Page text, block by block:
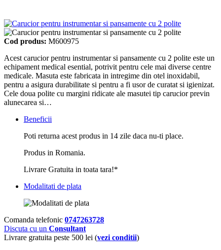
Cod produs: M600975
Acest carucior pentru instrumentar si pansamente cu 2 polite este un
echipament medical esential, potrivit pentru cele mai diverse centre
medicale. Masuta este fabricata in intregime din otel inoxidabil,
pentru a asigura durabilitate si pentru a fi usor de curatat si igienizat.
Cele doua polite cu margini ridicate ale masutei tip carucior previn
alunecarea si…
Beneficii
Poti returna acest produs in 14 zile daca nu-ti place.
Produs in Romania.
Livrare Gratuita in toata tara!*
Modalitati de plata
Comanda telefonic 0747263728
Discuta cu un Consultant
Livrare gratuita peste 500 lei (vezi conditii)